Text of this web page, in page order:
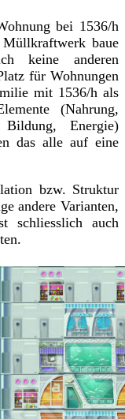
bei 1536/h
baue
keine anderen
für Wohnungen
mit 1536/h als
(Nahrung,
Energie)
das alle auf eine
bzw. Struktur
andere Varianten,
auch